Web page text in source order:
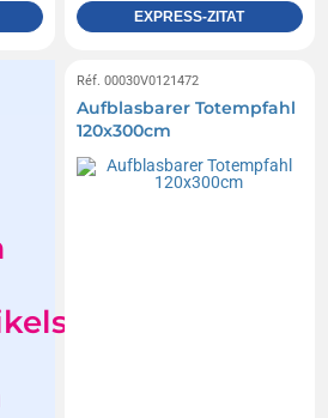
EXPRESS-ZITAT
Réf. 00030V0121472
Aufblasbarer Totempfahl
120x300cm